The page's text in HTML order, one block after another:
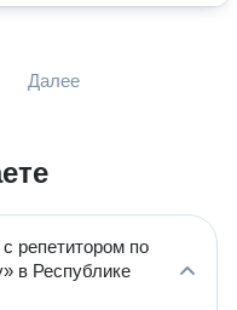
Далее
репетитором по
в Республике